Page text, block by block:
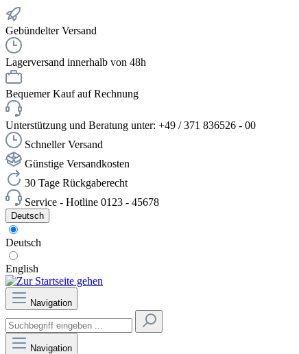
Gebündelter Versand
Lagerversand innerhalb von 48h
Bequemer Kauf auf Rechnung
Unterstützung und Beratung unter: +49 / 371 836526 - 00
Schneller Versand
Günstige Versandkosten
30 Tage Rückgaberecht
Service - Hotline 0123 - 45678
Deutsch
Deutsch
English
Navigation
Navigation